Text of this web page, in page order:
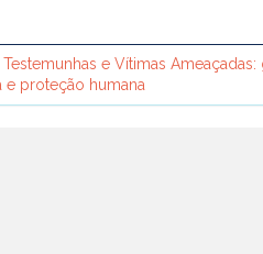
Testemunhas e Vítimas Ameaçadas:
e proteção humana